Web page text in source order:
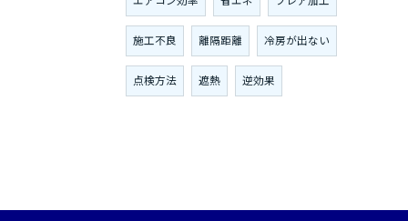
施工不良 離隔距離 冷房が出ない
点検方法 遮熱 逆効果